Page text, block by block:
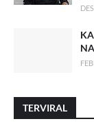
TERVIRAL